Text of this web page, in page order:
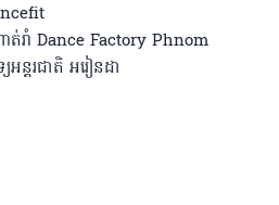
រាំ Dance Factory Phnom
ន្តរជាតិ អរៀនដា